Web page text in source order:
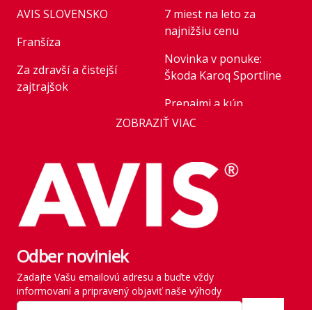
AVIS SLOVENSKO
Franšíza
Za zdravší a čistejší
zajtrajšok
Kariéra
Franchise
Kľúčoví zamestnanci
História
SITE MAP
7 miest na leto za
najnižšiu cenu
Novinka v ponuke:
Škoda Karoq Sportline
Prenajmi a kúp
Novinka v ponuke:
Style Plus
Parkovanie pre rastúce
flotily: nové modely
mobility v roku 2026
Vyzdvihnutie vozidla
ZOBRAZIŤ VIAC
Odber noviniek
Zadajte Vašu emailovú adresu a buďte vždy
informovaní a pripravený objaviť naše výhody